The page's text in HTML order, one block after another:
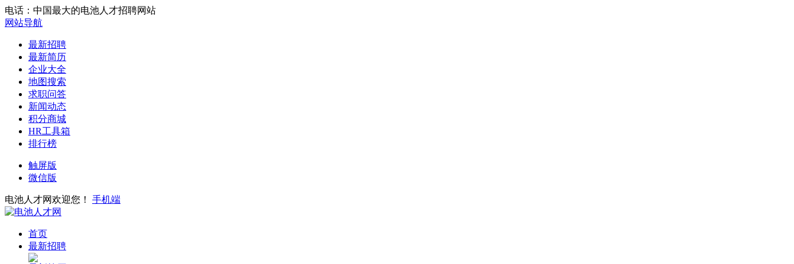
电话：中国最大的电池人才招聘网站
网站导航
最新招聘
最新简历
企业大全
地图搜索
求职问答
新闻动态
积分商城
HR工具箱
排行榜
触屏版
微信版
电池人才网欢迎您！ 手机端
首页
最新招聘